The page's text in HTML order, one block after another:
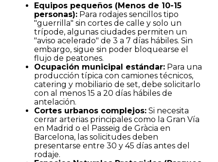
Equipos pequeños (Menos de 10-15
personas): Para rodajes sencillos tipo
"guerrilla" sin cortes de calle y solo un
trípode, algunas ciudades permiten un
"aviso acelerado" de 3 a 7 días hábiles. Sin
embargo, sigue sin poder bloquearse el
flujo de peatones.
Ocupación municipal estándar: Para una
producción típica con camiones técnicos,
catering y mobiliario de set, debe solicitarlo
con al menos 15 a 20 días hábiles de
antelación.
Cortes urbanos complejos: Si necesita
cerrar arterias principales como la Gran Vía
en Madrid o el Passeig de Gràcia en
Barcelona, las solicitudes deben
presentarse entre 30 y 45 días antes del
rodaje.